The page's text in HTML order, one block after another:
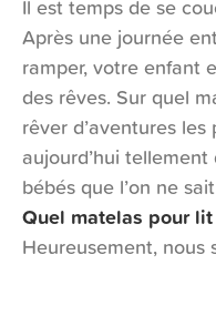
Il est temps de se
Après une journée
ramper, votre enfant
des rêves. Sur quel
rêver d’aventures
aujourd’hui
bébés que l’on ne
Quel matelas pour
Heureusement, nous